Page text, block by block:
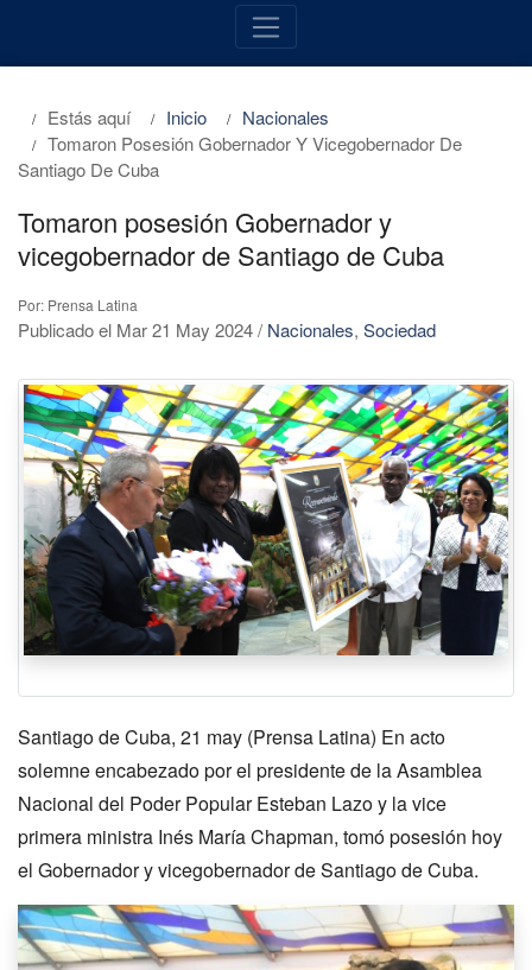
Estás aquí Inicio
Nacionales
Tomaron Posesión Gobernador Y Vicegobernador De
Santiago De Cuba
Tomaron posesión Gobernador y
vicegobernador de Santiago de Cuba
Por: Prensa Latina
Publicado el Mar 21 May 2024/ Nacionales, Sociedad
Santiago de Cuba, 21 may (Prensa Latina) En acto
solemne encabezado por el presidente de la Asamblea
Nacional del Poder Popular Esteban Lazo y la vice
primera ministra Inés María Chapman, tomó posesión hoy
el Gobernador y vicegobernador de Santiago de Cuba.